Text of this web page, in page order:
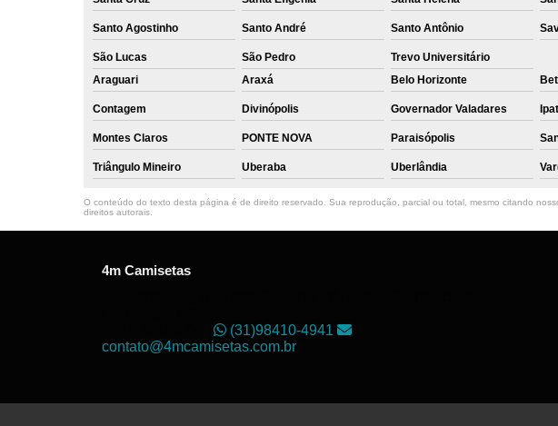
Santo Agostinho Santo André Santo Antônio
São Lucas São Pedro
Trevo Universitário
Araguari
Araxá Belo Horizonte
Contagem Divinópolis Governador Valadares
Montes Claros PONTE NOVA Paraisópolis
Triângulo Mineiro Uberaba Uberlândia
O conteúdo do texto desta página é de direito reservado. Sua reprodução, parcial ou total, mesmo citando
direitos autorais
4m Camisetas
(31)98410-4941
contato@4mcamisetas.com.br